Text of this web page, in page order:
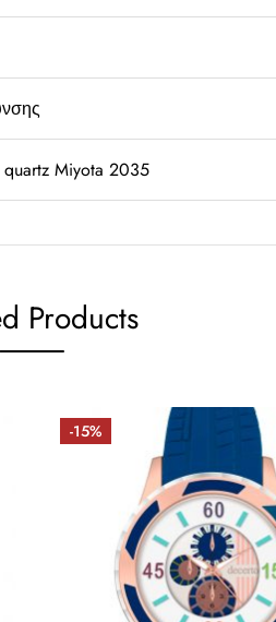
quartz Miyota 2035
Products
-15%